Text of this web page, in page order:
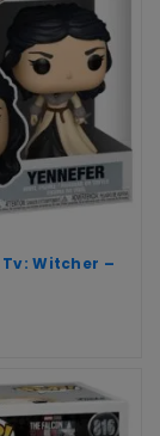
Tv: Witcher –